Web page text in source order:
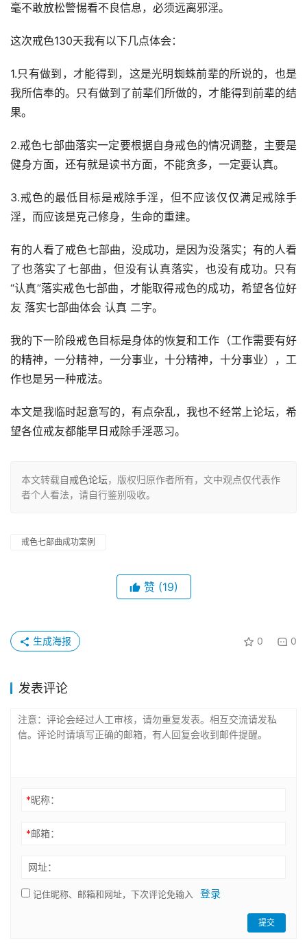
毫不敢放松警惕看不良信息，必须远离邪淫。
这次戒色130天我有以下几点体会：
1.只有做到，才能得到，这是光明蜘蛛前辈的所说的，也是
我所信奉的。只有做到了前辈们所做的，才能得到前辈的结
果。
2.戒色七部曲落实一定要根据自身戒色的情况调整，主要是
健身方面，还有就是读书方面，不能贪多，一定要认真。
3.戒色的最低目标是戒除手淫，但不应该仅仅满足戒除手
淫，而应该是克己修身，生命的重建。
有的人看了戒色七部曲，没成功，是因为没落实；有的人看
了也落实了七部曲，但没有认真落实，也没有成功。只有
“认真”落实戒色七部曲，才能取得戒色的成功，希望各位好
友 落实七部曲体会 认真 二字。
我的下一阶段戒色目标是身体的恢复和工作（工作需要有好
的精神，一分精神，一分事业，十分精神，十分事业），工
作也是另一种戒法。
本文是我临时起意写的，有点杂乱，我也不经常上论坛，希
望各位戒友都能早日戒除手淫恶习。
本文转载自戒色论坛，版权归原作者所有，文中观点仅代表作
者个人看法，请自行鉴别吸收。
戒色七部曲成功案例
赞 (19)
0 0
生成海报
发表评论
*昵称：
*邮箱：
网址：
记住昵称、邮箱和网址，下次评论免输入 登录
提交